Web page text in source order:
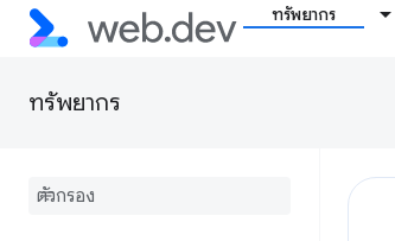
ทรัพยากร
ทรัพยากร